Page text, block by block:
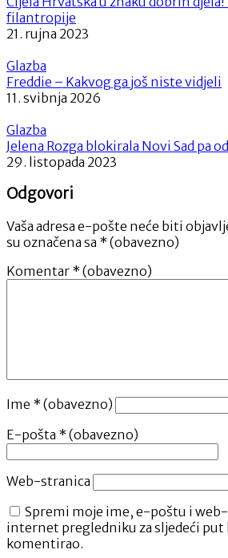
filantropije
21. rujna 2023
Glazba
Freddie – Kakvog ga još niste vidjeli
11. svibnja 2026
Glazba
Jelena Rozga blokirala Novi Sad pa
29. listopada 2023
Odgovori
Vaša adresa e-pošte neće biti
su označena sa * (obavezno)
Komentar * (obavezno)
Ime * (obavezno)
E-pošta * (obavezno)
Web-stranica
Spremi moje ime, e-poštu i
internet pregledniku za sljedeći put
komentirao.